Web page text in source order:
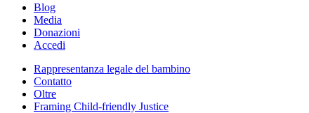
Blog
Media
Donazioni
Accedi
Rappresentanza legale del bambino
Contatto
Oltre
Framing Child-friendly Justice